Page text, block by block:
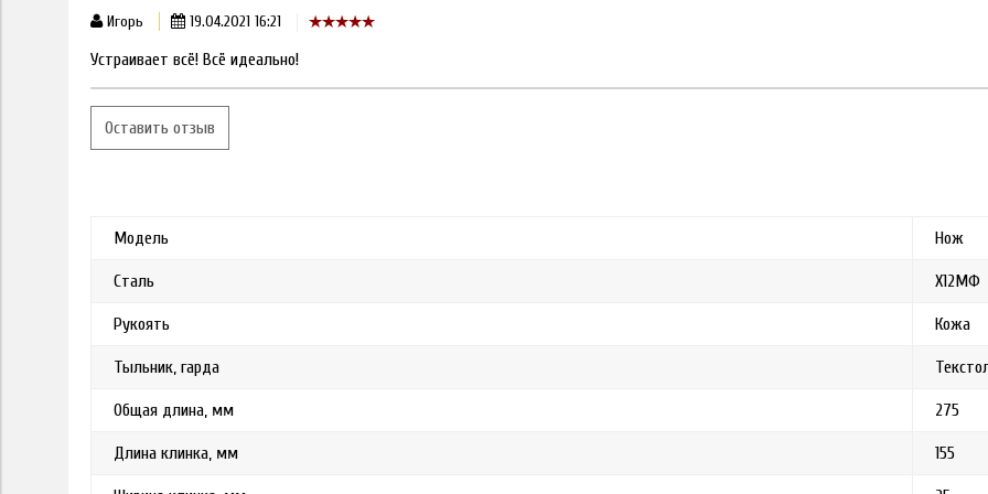
Игорь 19.04.2021 16:21
Устраивает всё! Всё идеально!
Оставить отзыв
Модель Нож
Сталь Х12МФ
Рукоять Кожа
Тыльник, гарда
Общая длина, мм 275
Длина клинка, мм 155